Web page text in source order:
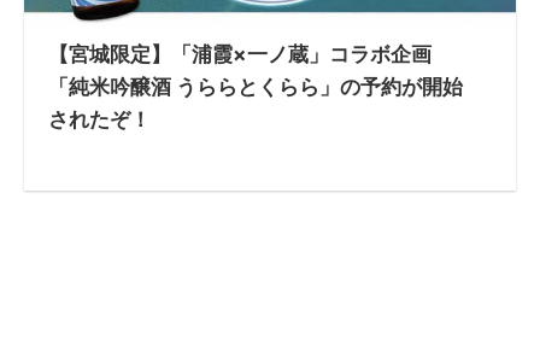
【宮城限定】「浦霞×一ノ蔵」コラボ企画
「純米吟醸酒 うららとくらら」の予約が開始
されたぞ！